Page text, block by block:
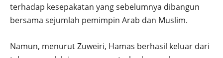
terhadap kesepakatan yang sebelumnya dibangun
bersama sejumlah pemimpin Arab dan Muslim.
Namun, menurut Zuweiri, Hamas berhasil keluar dari